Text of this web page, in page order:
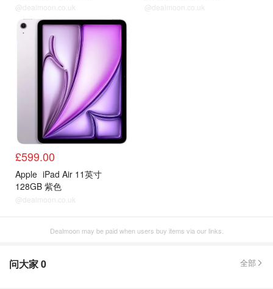
@dealmoon.co.uk @dealmoon.co.uk
£599.00
Apple iPad Air 11英寸
128GB 紫色
@dealmoon.co.uk
Dealmoon may be paid when users buy items via our links.
问大家0 全部